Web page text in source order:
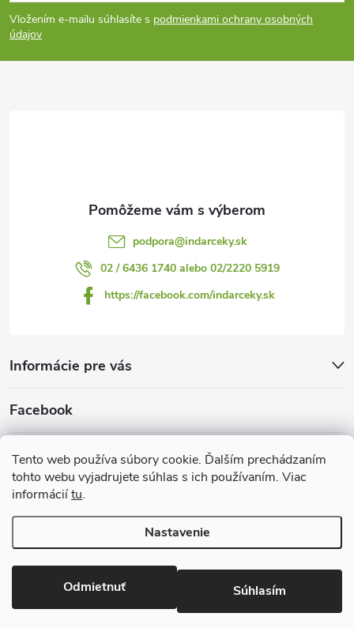
Tento web používa súbory cookie. Ďalším prechádzaním
tohto webu vyjadrujete súhlas s ich používaním. Viac
informáciítu.
Nastavenie
Odmietnuť Súhlasím
p
Vložením e-mailu súhlasíte s podmienkami ochrany osobných
údajov
podpora@indarceky.sk
02 / 6436 1740 alebo 02/2220 5919
https://facebook.com/indarceky.sk
Informácie pre vás
Facebook
Prijímame online platby
Copyright 2026Indarčeky.sk. Všetky práva vyhradené.Upraviť
nastavenie cookies